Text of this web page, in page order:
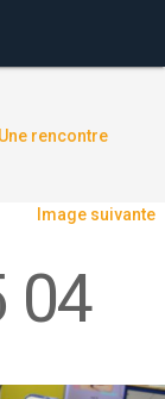
Une rencontre
Image suivante
04